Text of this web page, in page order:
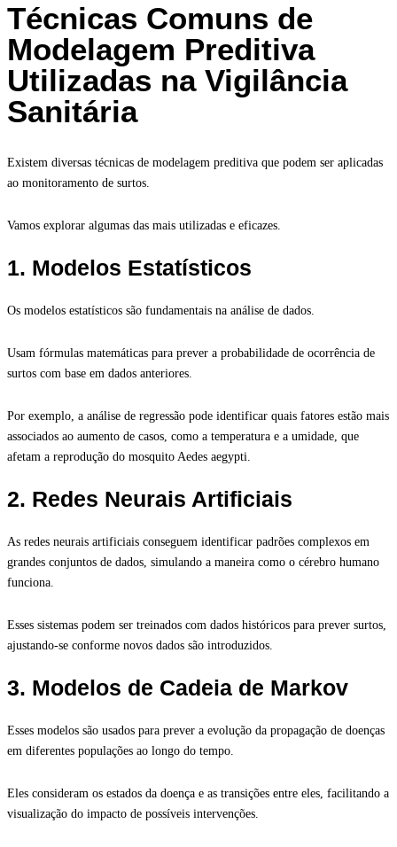
Técnicas Comuns de
Modelagem Preditiva
Utilizadas na Vigilância
Sanitária
Existem diversas técnicas de modelagem preditiva que podem ser aplicadas
ao monitoramento de surtos.
Vamos explorar algumas das mais utilizadas e eficazes.
1. Modelos Estatísticos
Os modelos estatísticos são fundamentais na análise de dados.
Usam fórmulas matemáticas para prever a probabilidade de ocorrência de
surtos com base em dados anteriores.
Por exemplo, a análise de regressão pode identificar quais fatores estão mais
associados ao aumento de casos, como a temperatura e a umidade, que
afetam a reprodução do mosquito Aedes aegypti.
2. Redes Neurais Artificiais
As redes neurais artificiais conseguem identificar padrões complexos em
grandes conjuntos de dados, simulando a maneira como o cérebro humano
funciona.
Esses sistemas podem ser treinados com dados históricos para prever surtos,
ajustando-se conforme novos dados são introduzidos.
3. Modelos de Cadeia de Markov
Esses modelos são usados para prever a evolução da propagação de doenças
em diferentes populações ao longo do tempo.
Eles consideram os estados da doença e as transições entre eles, facilitando a
visualização do impacto de possíveis intervenções.